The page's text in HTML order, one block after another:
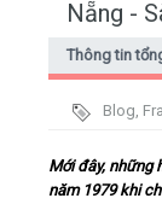
Video
Nẵng -
Thông tin
Blog,
Mới đây, những
năm 1979 khi